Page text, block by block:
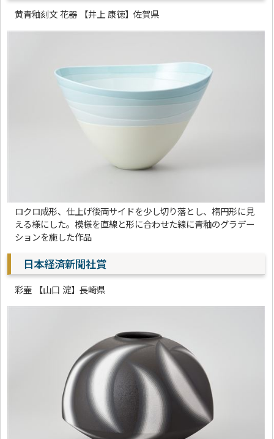
黄青釉刻文 花器 【井上 康徳】佐賀県
ロクロ成形、仕上げ後両サイドを少し切り落とし、楕円形に見
える様にした。模様を直線と形に合わせた線に青釉のグラデー
ションを施した作品
日本経済新聞社賞
彩壷 【山口 淀】長崎県